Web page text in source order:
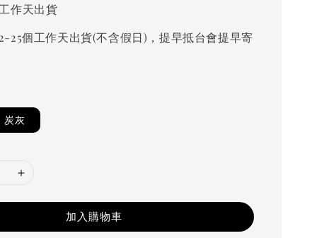
作天出貨
25個工作天出貨(不含假日)，提早抵台會提早寄
炭灰
加入購物車